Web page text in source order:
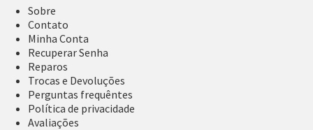
Sobre
Contato
Minha Conta
Recuperar Senha
Reparos
Trocas e Devoluções
Perguntas frequêntes
Política de privacidade
Avaliações